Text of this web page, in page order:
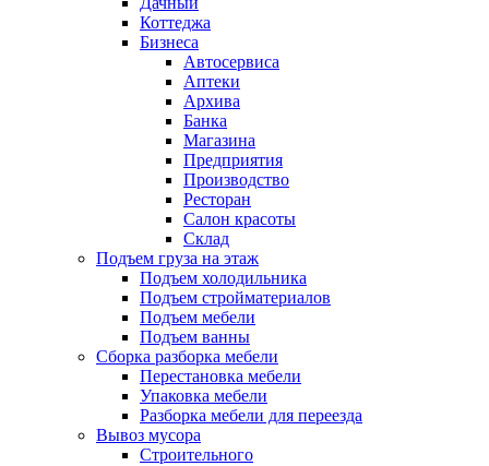
Коттеджа
Бизнеса
Автосервиса
Аптеки
Архива
Банка
Магазина
Предприятия
Производство
Ресторан
Салон красоты
Склад
Подъем груза на этаж
Подъем холодильника
Подъем стройматериалов
Подъем мебели
Подъем ванны
Сборка разборка мебели
Перестановка мебели
Упаковка мебели
Разборка мебели для переезда
Вывоз мусора
Строительного